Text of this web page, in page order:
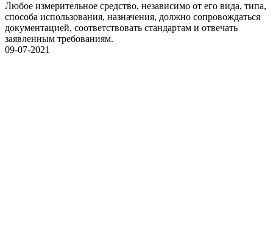
Любое измерительное средство, независимо от его вида, типа,
способа использования, назначения, должно сопровождаться
документацией, соответствовать стандартам и отвечать
заявленным требованиям.
09-07-2021